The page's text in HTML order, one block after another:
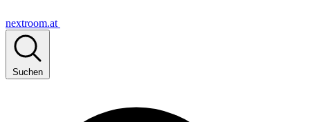
nextroom.at
Suchen